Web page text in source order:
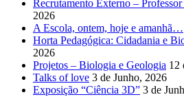
Recrutamento Externo –
2026
A Escola, ontem, hoje e amanhã…
Horta Pedagógica: Cidadania e
2026
Projetos – Biologia e Geologia 12
Talks of love 3 de Junho, 2026
Exposição “Ciência 3D” 3 de